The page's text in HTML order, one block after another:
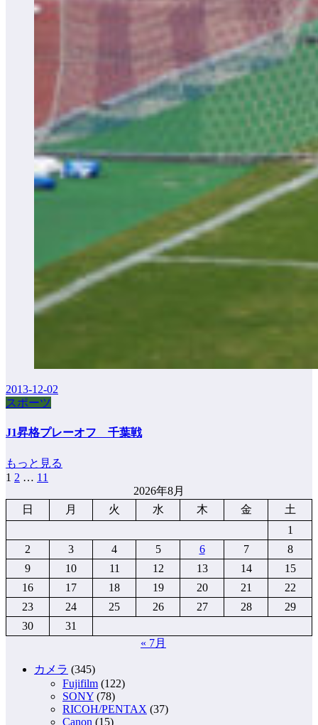
2013-12-02
スポーツ
J1昇格プレーオフ 千葉戦
もっと見る
投
稿
の
ジ
送
り
1 2 … 11
2026年8月
日
月 火 水 木 金
土
1
2
3 4 5 6 7
8
9
10 11 12 13 14
15
16
17 18 19 20 21
22
23
24 25 26 27 28
29
30
31
« 7月
カメラ (345)
Fujifilm (122)
SONY (78)
RICOH/PENTAX (37)
Canon (15)